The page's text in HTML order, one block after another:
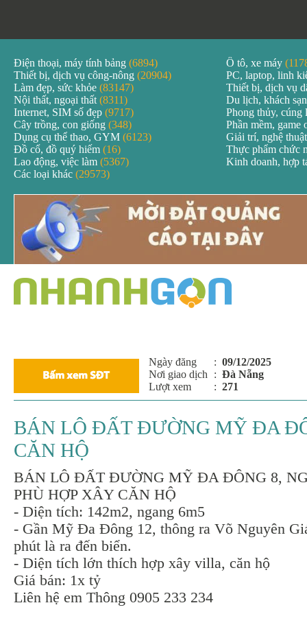
Điện thoại, máy tính bảng (6894) Ô tô, xe máy
Thiết bị, dịch vụ công-nông (20904)
PC, laptop, linh
Làm đẹp, sức khỏe (83147)
Thiết bị, dịch vụ
Nội thất, ngoại thất (8311)
Du lịch, khách
Internet, SIM số đẹp (9717)
Phong thủy, cúng
Cây trồng, con giống (348)
Phần mềm, game
Dụng cụ thể thao, GYM (6123)
Giải trí, nghệ
Đồ cổ, đồ quý hiếm (16)
Thực phẩm chức
Lao động, việc làm (5367)
Kinh doanh, hợp
Các loại khác (29573)
Ngày đăng : 09/12/2025
Nơi giao dịch : Đà Nẵng
Lượt xem
: 271
BÁN LÔ ĐẤT ĐƯỜNG MỸ ĐA
CĂN HỘ
BÁN LÔ ĐẤT ĐƯỜNG MỸ ĐA ĐÔNG 8,
PHÙ HỢP XÂY CĂN HỘ
- Diện tích: 142m2, ngang 6m5
- Gần Mỹ Đa Đông 12, thông ra Võ Nguyên
phút là ra đến biển.
- Diện tích lớn thích hợp xây villa, căn hộ
Giá bán: 1x tỷ
Liên hệ em Thông 0905 233 234